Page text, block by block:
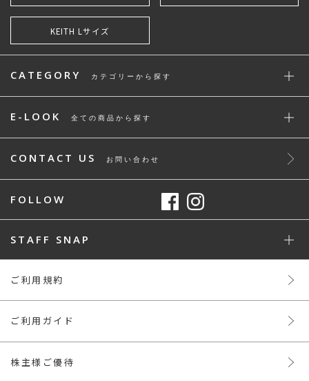
KEITH Lサイズ
CATEGORY カテゴリーから探す
E-LOOK 全ての商品から探す
CONTACT US お問い合わせ
FOLLOW
STAFF SNAP
ご利用規約
ご利用ガイド
株主様ご優待